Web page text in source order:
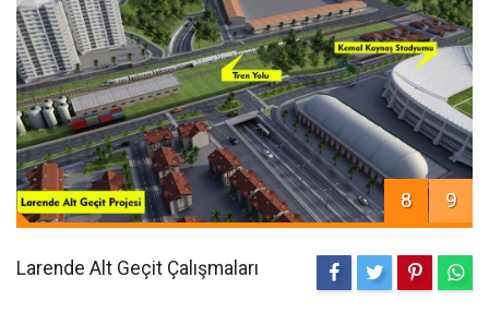
8 9
Larende Alt Geçit Çalışmaları